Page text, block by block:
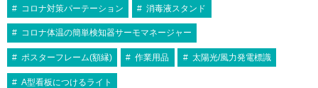
コロナ対策パーテーション 消毒液スタンド
コロナ体温の簡単検知器サーモマネージャー
ポスターフレーム(額縁) 作業用品 太陽光/風力発電標識
A型看板につけるライト